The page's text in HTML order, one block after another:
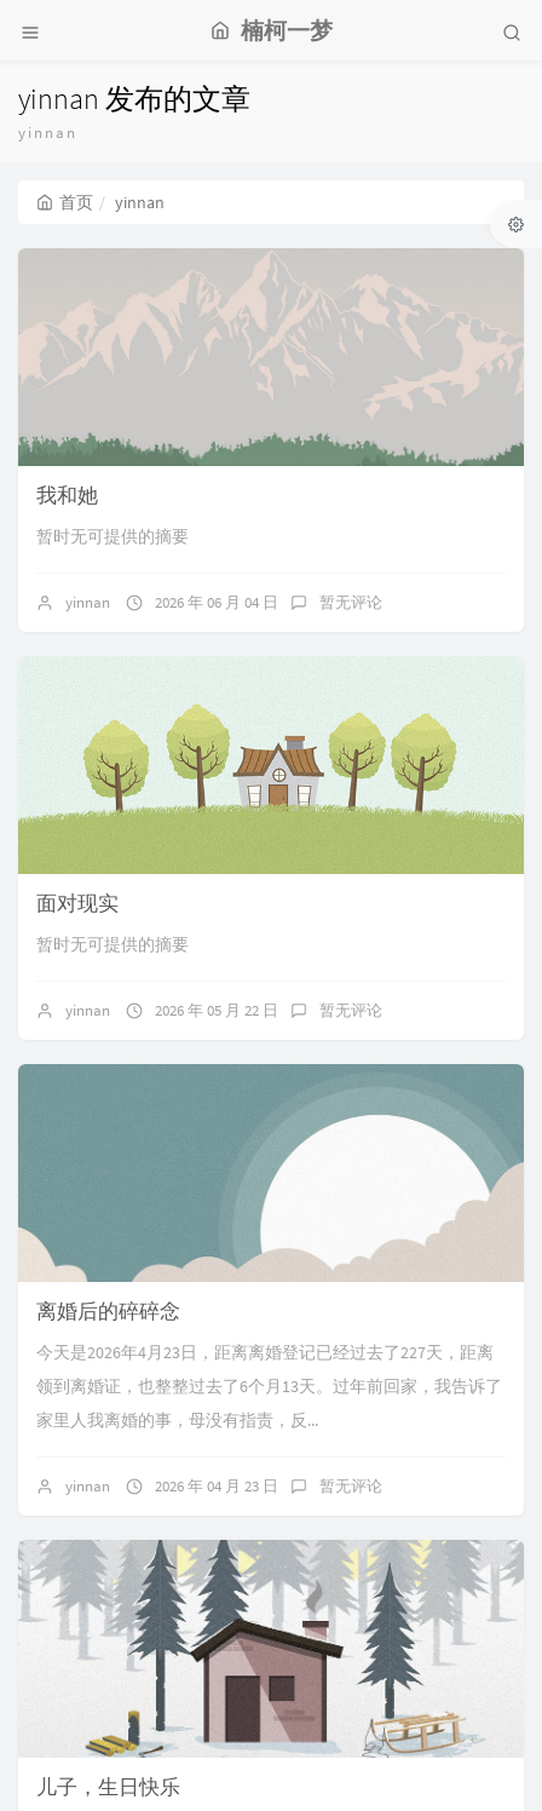
楠柯一梦
yinnan 发布的文章
yinnan
首页 yinnan
我和她
暂时无可提供的摘要
yinnan 2026 年 06 月 04 日 暂无评论
面对现实
暂时无可提供的摘要
yinnan 2026 年 05 月 22 日 暂无评论
离婚后的碎碎念
今天是2026年4月23日，距离离婚登记已经过去了227天，距离
领到离婚证，也整整过去了6个月13天。过年前回家，我告诉了
家里人我离婚的事，母没有指责，反...
yinnan 2026 年 04 月 23 日 暂无评论
儿子，生日快乐